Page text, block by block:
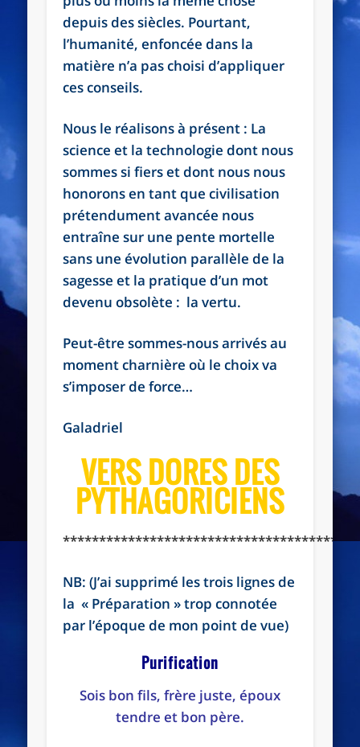
depuis des siècles. Pourtant,
l’humanité, enfoncée dans la
matière n’a pas choisi d’appliquer
ces conseils.
Nous le réalisons à présent : La
science et la technologie dont nous
sommes si fiers et dont nous nous
honorons en tant que civilisation
prétendument avancée nous
entraîne sur une pente mortelle
sans une évolution parallèle de la
sagesse et la pratique d’un mot
devenu obsolète : la vertu.
Peut-être sommes-nous arrivés au
moment charnière où le choix va
s’imposer de force…
Galadriel
VERS DORES DES
PYTHAGORICIENS
NB: (J’ai supprimé les trois lignes de
la « Préparation » trop connotée
par l’époque de mon point de vue)
Purification
Sois bon fils, frère juste, époux
tendre et bon père.